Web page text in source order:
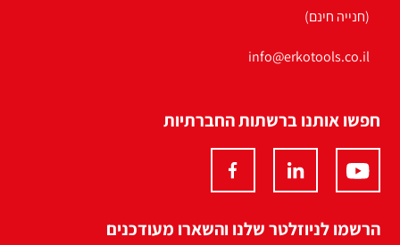
(חנייה חינם)
info@erkotools.co.il
חפשו אותנו ברשתות החברתיות
הרשמו לניוזלטר שלנו והשארו מעודכנים